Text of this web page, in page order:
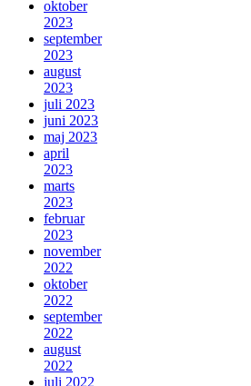
oktober
2023
september
2023
august
2023
juli 2023
juni 2023
maj 2023
april
2023
marts
2023
februar
2023
november
2022
oktober
2022
september
2022
august
2022
juli 2022